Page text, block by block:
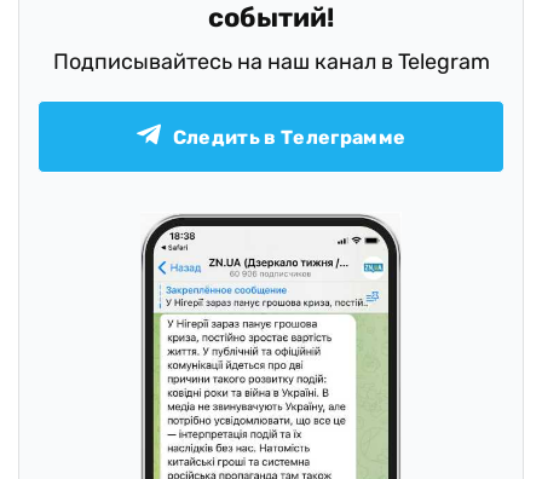
событий!
Подписывайтесь на наш канал в Telegram
Следить в Телеграмме